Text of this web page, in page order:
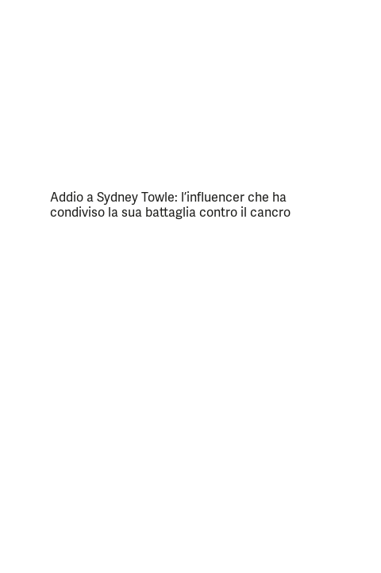
Addio a Sydney Towle: l’influencer che ha
condiviso la sua battaglia contro il cancro